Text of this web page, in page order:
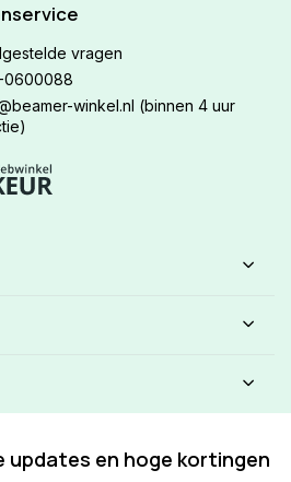
vragen
0600088
winkel.nl (binnen 4 uur
updates en hoge kortingen